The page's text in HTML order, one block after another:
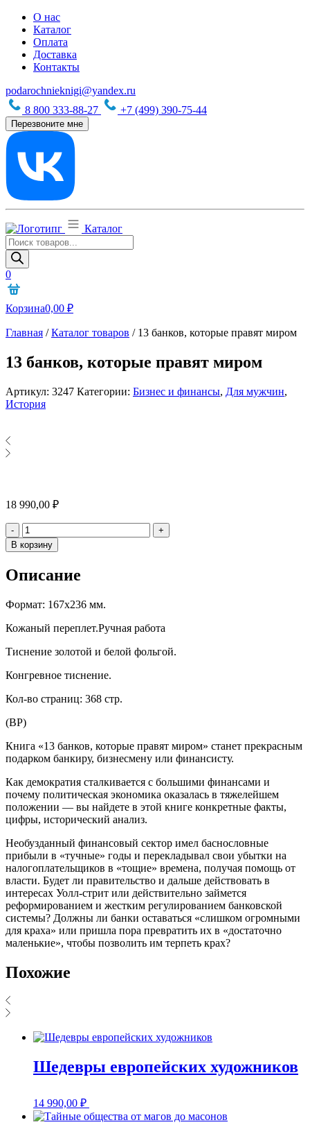
О нас
Каталог
Оплата
Доставка
Контакты
podarochnieknigi@yandex.ru
8 800 333-88-27
+7 (499) 390-75-44
Перезвоните мне
Каталог
Поиск
товаров
0
Корзина0,00 ₽
Главная /Каталог товаров / 13 банков, которые правят миром
13 банков, которые правят миром
Артикул: 3247 Категории: Бизнес и финансы, Для мужчин,
История
18 990,00 ₽
- Количество
+
В корзину
Описание
Формат: 167х236 мм.
Кожаный переплет.Ручная работа
Тиснение золотой и белой фольгой.
Конгревное тиснение.
Кол-во страниц: 368 стр.
(ВР)
Книга «13 банков, которые правят миром» станет прекрасным
подарком банкиру, бизнесмену или финансисту.
Как демократия сталкивается с большими финансами и
почему политическая экономика оказалась в тяжелейшем
положении — вы найдете в этой книге конкретные факты,
цифры, исторический анализ.
Необузданный финансовый сектор имел баснословные
прибыли в «тучные» годы и перекладывал свои убытки на
налогоплательщиков в «тощие» времена, получая помощь от
власти. Будет ли правительство и дальше действовать в
интересах Уолл-стрит или действительно займется
реформированием и жестким регулированием банковской
системы? Должны ли банки оставаться «слишком огромными
для краха» или пришла пора превратить их в «достаточно
маленькие», чтобы позволить им терпеть крах?
Похожие
Шедевры европейских художников
14 990,00 ₽